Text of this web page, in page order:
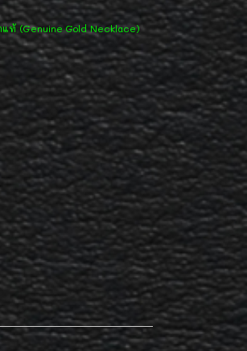
ท้ (Genuine Gold Necklace)